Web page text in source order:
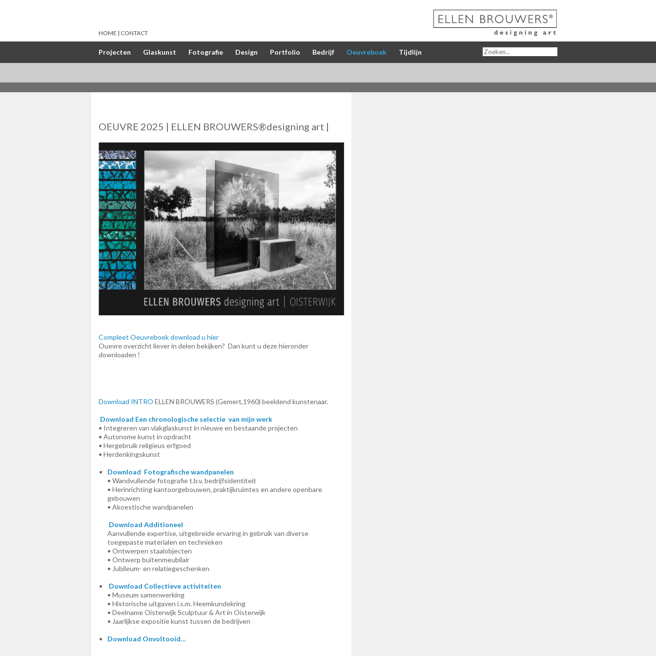
HOME CONTACT
Projecten Glaskunst Fotografie Design Portfolio Bedrijf Oeuvreboek Tijdlijn
OEUVRE 2025 | ELLEN BROUWERS®designing art |
Compleet Oeuvreboek download u hier
Ouevre overzicht liever in delen bekijken? Dan kunt u deze hieronder
downloaden !
Download INTRO ELLEN BROUWERS (Gemert,1960) beeldend kunstenaar.
Download Een chronologische selectie van mijn werk
• Integreren van vlakglaskunst in nieuwe en bestaande projecten
• Autonome kunst in opdracht
• Hergebruik religieus erfgoed
• Herdenkingskunst
Download Fotografische wandpanelen
• Wandvullende fotografie t.b.v. bedrijfsidentiteit
• Herinrichting kantoorgebouwen, praktijkruimtes en andere openbare
gebouwen
• Akoestische wandpanelen
Download Additioneel
Aanvullende expertise, uitgebreide ervaring in gebruik van diverse
toegepaste materialen en technieken
• Ontwerpen staalobjecten
• Ontwerp buitenmeubilair
• Jubileum- en relatiegeschenken
Download Collectieve activiteiten
• Museum samenwerking
• Historische uitgaven i.s.m. Heemkundekring
• Deelname Oisterwijk Sculptuur & Art in Oisterwijk
• Jaarlijkse expositie kunst tussen de bedrijven
Download Onvoltooid…